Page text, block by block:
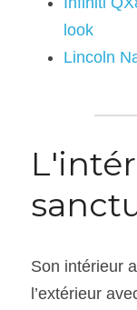
look
Lincoln
Son intérieur
l’extérieur